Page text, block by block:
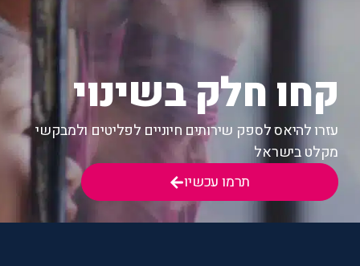
קחו חלק בשינוי
עזרו להיאס לספק שירותים חיוניים לפליטים ולמבקשי
מקלט בישראל
תרמו עכשיו